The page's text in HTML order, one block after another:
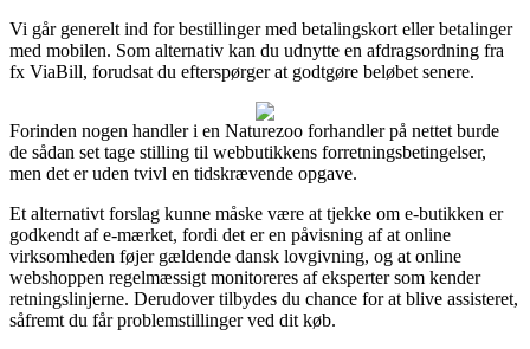
Vi går generelt ind for bestillinger med betalingskort eller betalinger
med mobilen. Som alternativ kan du udnytte en afdragsordning fra
fx ViaBill, forudsat du efterspørger at godtgøre beløbet senere.
Forinden nogen handler i en Naturezoo forhandler på nettet burde
de sådan set tage stilling til webbutikkens forretningsbetingelser,
men det er uden tvivl en tidskrævende opgave.
Et alternativt forslag kunne måske være at tjekke om e-butikken er
godkendt af e-mærket, fordi det er en påvisning af at online
virksomheden føjer gældende dansk lovgivning, og at online
webshoppen regelmæssigt monitoreres af eksperter som kender
retningslinjerne. Derudover tilbydes du chance for at blive assisteret,
såfremt du får problemstillinger ved dit køb.